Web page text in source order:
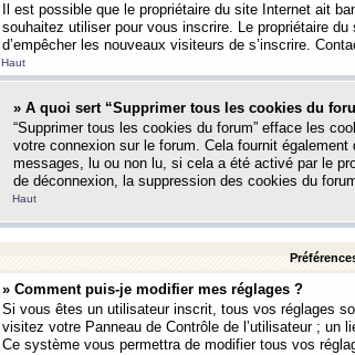
Il est possible que le propriétaire du site Internet ait
souhaitez utiliser pour vous inscrire. Le propriétaire
d’empêcher les nouveaux visiteurs de s’inscrire.
Haut
» A quoi sert “Supprimer tous les cookies du
“Supprimer tous les cookies du forum” efface les
votre connexion sur le forum. Cela fournit
messages, lu ou non lu, si cela a été activé par le
de déconnexion, la suppression des cookies du
Haut
» Comment puis-je modifier mes réglages ?
Si vous êtes un utilisateur inscrit, tous vos réglages
visitez votre Panneau de Contrôle de l’utilisateur ; un
Ce système vous permettra de modifier tous vos